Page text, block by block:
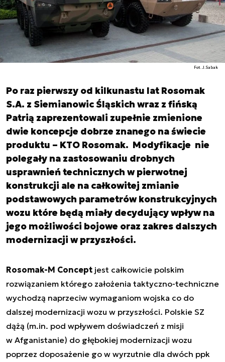
Fot. J.Sabak
­­Po raz pierwszy od kilkunastu lat Rosomak
S.A. z Siemianowic Śląskich wraz z fińską
Patrią zaprezentowali zupełnie zmienione
dwie koncepcje dobrze znanego na świecie
produktu – KTO Rosomak. Modyfikacje nie
polegały na zastosowaniu drobnych
usprawnień technicznych w pierwotnej
konstrukcji ale na całkowitej zmianie
podstawowych parametrów konstrukcyjnych
wozu które będą miały decydujący wpływ na
jego możliwości bojowe oraz zakres dalszych
modernizacji w przyszłości.
Rosomak-M Concept jest całkowicie polskim
rozwiązaniem którego założenia taktyczno-techniczne
wychodzą naprzeciw wymaganiom wojska co do
dalszej modernizacji wozu w przyszłości. Polskie SZ
dążą (m.in. pod wpływem doświadczeń z misji
w Afganistanie) do głębokiej modernizacji wozu
poprzez doposażenie go w wyrzutnie dla dwóch ppk